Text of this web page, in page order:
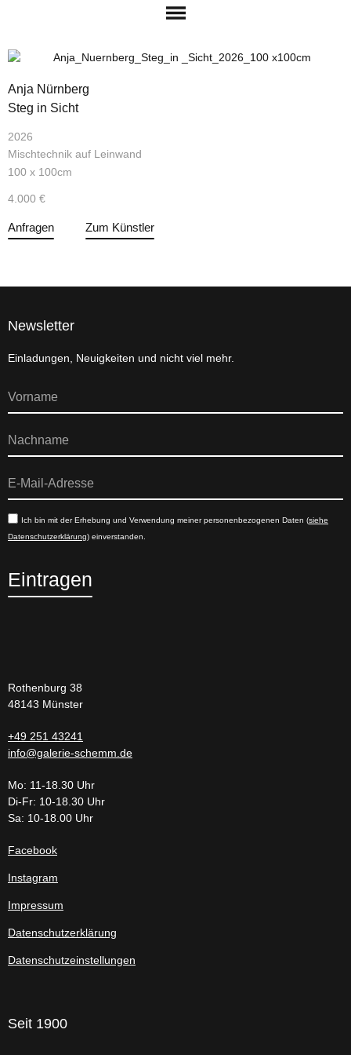
Anja Nürnberg
Steg in Sicht
2026
Mischtechnik auf Leinwand
100 x 100cm
4.000 €
Anfragen Zum Künstler
Newsletter
Einladungen, Neuigkeiten und nicht viel mehr.
Ich bin mit der Erhebung und Verwendung meiner personenbezogenen Daten (siehe
Datenschutzerklärung) einverstanden.
Eintragen
Rothenburg 38
48143 Münster
+49 251 43241
info@galerie-schemm.de
Mo: 11-18.30 Uhr
Di-Fr: 10-18.30 Uhr
Sa: 10-18.00 Uhr
Facebook
Instagram
Impressum
Datenschutzerklärung
Datenschutzeinstellungen
Seit 1900